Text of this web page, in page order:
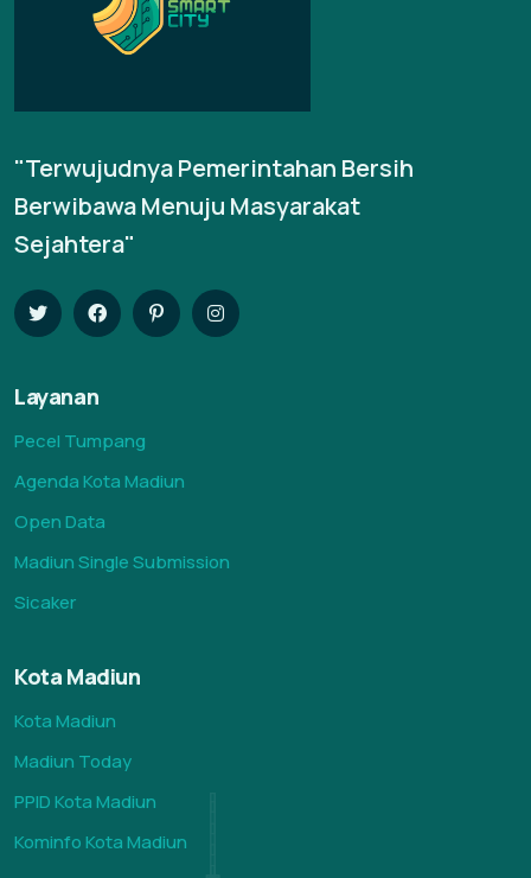
"Terwujudnya Pemerintahan Bersih
Berwibawa Menuju Masyarakat
Sejahtera"
Layanan
Pecel Tumpang
Agenda Kota Madiun
Open Data
Madiun Single Submission
Sicaker
Kota Madiun
Kota Madiun
Madiun Today
PPID Kota Madiun
Kominfo Kota Madiun